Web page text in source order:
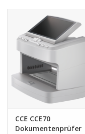
CCE CCE70
Dokumentenprüfer